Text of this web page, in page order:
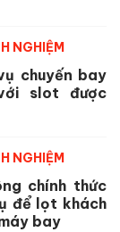
NGHIỆM
chuyến bay
slot được
NGHIỆM
chính thức
để lọt khách
bay